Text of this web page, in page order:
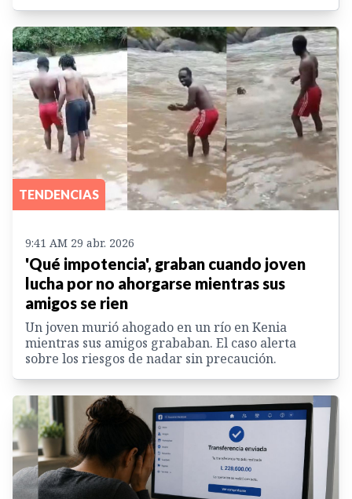
TENDENCIAS
9:41 AM 29 abr. 2026
'Qué impotencia', graban cuando joven
lucha por no ahorgarse mientras sus
amigos se rien
Un joven murió ahogado en un río en Kenia
mientras sus amigos grababan. El caso alerta
sobre los riesgos de nadar sin precaución.